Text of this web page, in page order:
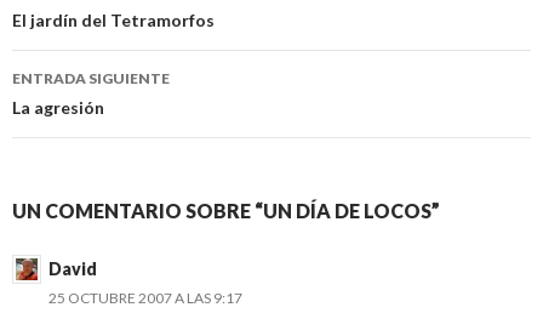
de
entradas
El jardín del Tetramorfos
ENTRADA SIGUIENTE
La agresión
UN COMENTARIO SOBRE “UN DÍA DE LOCOS”
David
25 OCTUBRE 2007 A LAS 9:17